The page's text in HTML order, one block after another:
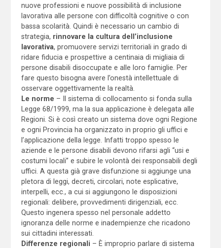
nuove professioni e nuove possibilità di inclusione
lavorativa alle persone con difficoltà cognitive o con
bassa scolarità. Quindi è necessario un cambio di
strategia, rinnovare la cultura dell’inclusione
lavorativa, promuovere servizi territoriali in grado di
ridare fiducia e prospettive a centinaia di migliaia di
persone disabili disoccupate e alle loro famiglie. Per
fare questo bisogna avere l’onestà intellettuale di
osservare oggettivamente la realtà.
Le norme – Il sistema di collocamento si fonda sulla
Legge 68/1999, ma la sua applicazione è delegata alle
Regioni. Si è così creato un sistema dove ogni Regione
e ogni Provincia ha organizzato in proprio gli uffici e
l’applicazione della legge. Infatti troppo spesso le
aziende e le persone disabili devono rifarsi agli “usi e
costumi locali” e subire le volontà dei responsabili degli
uffici. A questa già grave disfunzione si aggiunge una
pletora di leggi, decreti, circolari, note esplicative,
interpelli, ecc., a cui si aggiungono le disposizioni
regionali: delibere, provvedimenti dirigenziali, ecc.
Questo ingenera spesso nel personale addetto
ignoranza delle norme e inadempienze che ricadono
sui cittadini interessati.
Differenze regionali – È improprio parlare di sistema